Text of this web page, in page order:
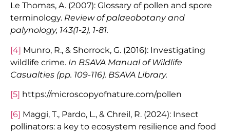
Le Thomas, A. (2007): Glossary of pollen and spore
terminology. Review of palaeobotany and
palynology, 143(1-2), 1-81.
[4] Munro, R., & Shorrock, G. (2016): Investigating
wildlife crime. In BSAVA Manual of Wildlife
Casualties (pp. 109-116). BSAVA Library.
[5] https://microscopyofnature.com/pollen
[6] Maggi, T., Pardo, L., & Chreil, R. (2024): Insect
pollinators: a key to ecosystem resilience and food